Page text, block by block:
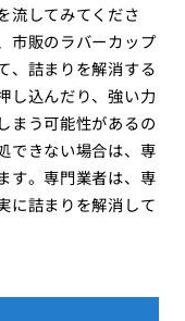
流してみてくださ
市販のラバーカップ
、詰まりを解消する
し込んだり、強い力
まう可能性があるの
できない場合は、専
す。専門業者は、専
に詰まりを解消して